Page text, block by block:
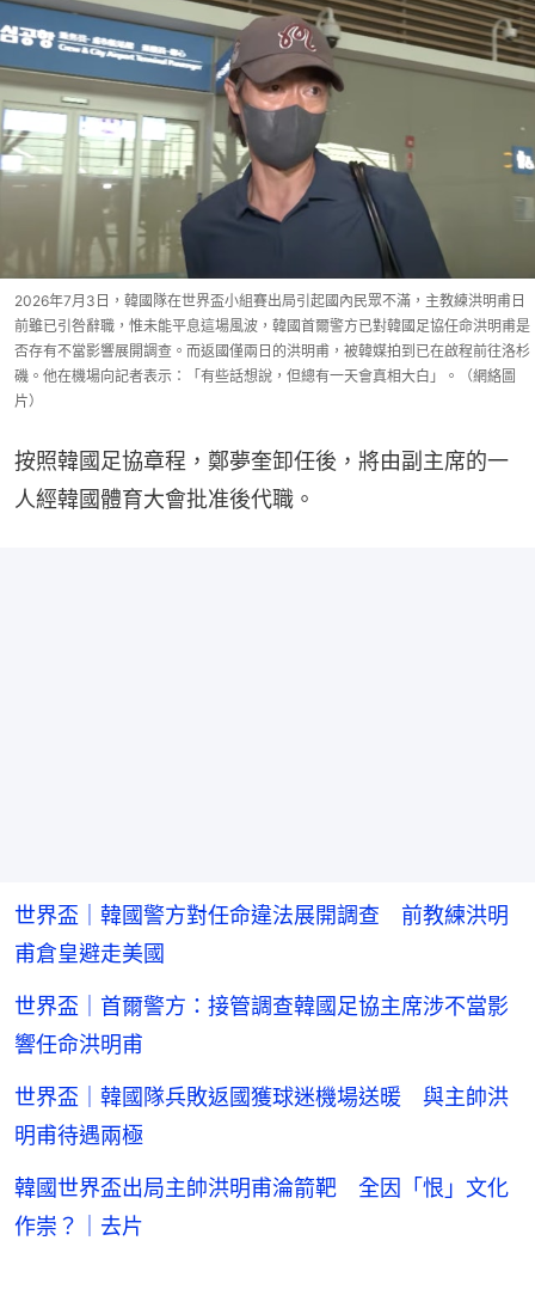
2026年7月3日，韓國隊在世界盃小組賽出局引起國內民眾不滿，主教練洪明甫日
前雖已引咎辭職，惟未能平息這場風波，韓國首爾警方已對韓國足協任命洪明甫是
否存有不當影響展開調查。而返國僅兩日的洪明甫，被韓媒拍到已在啟程前往洛杉
磯。他在機場向記者表示：「有些話想說，但總有一天會真相大白」。（網絡圖
片）
按照韓國足協章程，鄭夢奎卸任後，將由副主席的一
人經韓國體育大會批准後代職。
世界盃｜韓國警方對任命違法展開調查 前教練洪明
甫倉皇避走美國
世界盃｜首爾警方：接管調查韓國足協主席涉不當影
響任命洪明甫
世界盃｜韓國隊兵敗返國獲球迷機場送暖 與主帥洪
明甫待遇兩極
韓國世界盃出局主帥洪明甫淪箭靶 全因「恨」文化
作崇？｜去片